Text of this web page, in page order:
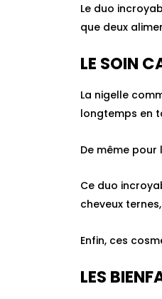
Le duo
que deux
LE SOIN
La nigelle
longtemps en
De même
Ce duo
cheveux
Enfin, ces
LES